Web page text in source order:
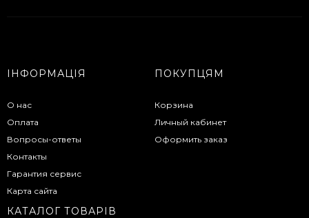
ІНФОРМАЦІЯ
О нас
Оплата
Вопросы-ответы
Контакты
Гарантия сервис
Карта сайта
ПОКУПЦЯМ
Корзина
Личный кабинет
Оформить заказ
КАТАЛОГ ТОВАРІВ